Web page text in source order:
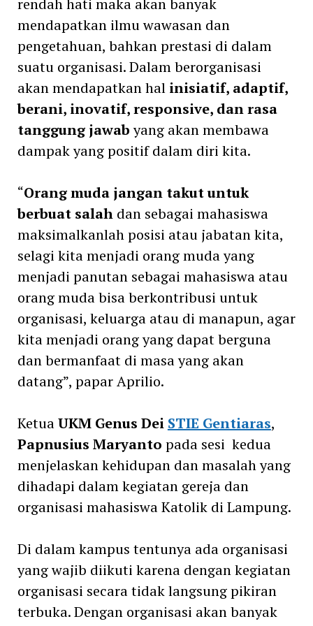
mendapatkan ilmu wawasan dan
pengetahuan, bahkan prestasi di dalam
suatu organisasi. Dalam berorganisasi
akan mendapatkan hal inisiatif, adaptif,
berani, inovatif, responsive, dan rasa
tanggung jawabyang akan membawa
dampak yang positif dalam diri kita.
“Orang muda jangan takut untuk
berbuat salahdan sebagai mahasiswa
maksimalkanlah posisi atau jabatan kita,
selagi kita menjadi orang muda yang
menjadi panutan sebagai mahasiswa atau
orang muda bisa berkontribusi untuk
organisasi, keluarga atau di manapun, agar
kita menjadi orang yang dapat berguna
dan bermanfaat di masa yang akan
datang”, papar Aprilio.
KetuaUKM Genus Dei STIE Gentiaras,
Papnusius Maryanto pada sesi kedua
menjelaskan kehidupan dan masalah yang
dihadapi dalam kegiatan gereja dan
organisasi mahasiswa Katolik di Lampung.
Di dalam kampus tentunya ada organisasi
yang wajib diikuti karena dengan kegiatan
organisasi secara tidak langsung pikiran
terbuka. Dengan organisasi akan banyak